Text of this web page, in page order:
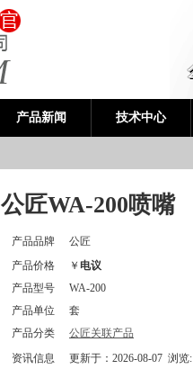
产品新闻 技术中心
公匠WA-200喷嘴
产品品牌
公匠
产品价格
￥ 电议
产品型号
WA-200
产品单位
套
产品分类
公匠关联产品
资讯信息
更新于：2026-08-07 浏览: